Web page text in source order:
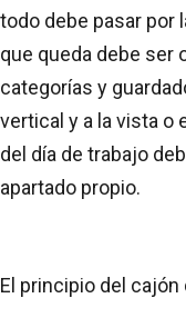
todo debe pasar por
que queda debe ser
categorías y
vertical y a la vista o
del día de trabajo
apartado propio.
El principio del